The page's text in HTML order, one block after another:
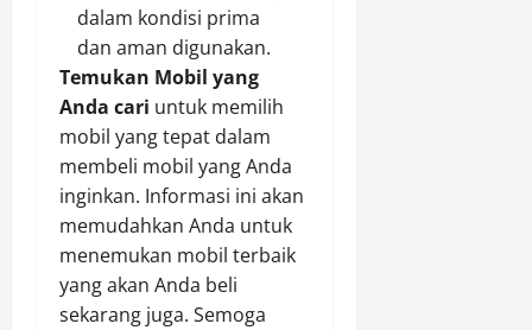
dalam kondisi prima
dan aman digunakan.
Temukan Mobil yang
Anda cari untuk memilih
mobil yang tepat dalam
membeli mobil yang Anda
inginkan. Informasi ini akan
memudahkan Anda untuk
menemukan mobil terbaik
yang akan Anda beli
sekarang juga. Semoga